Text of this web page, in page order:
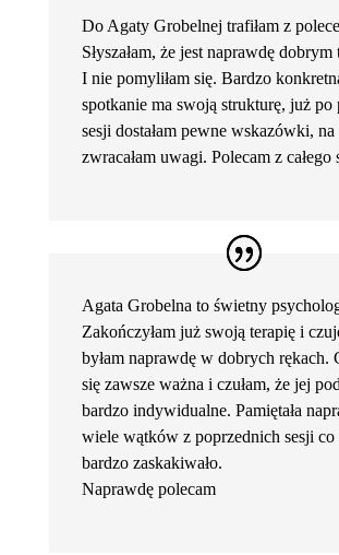
Do Agaty Grobelnej trafiłam z
Słyszałam, że jest naprawdę dobrym
I nie pomyliłam się. Bardzo
spotkanie ma swoją strukturę, już po
sesji dostałam pewne wskazówki,
zwracałam uwagi. Polecam z całego
Agata Grobelna to świetny
Zakończyłam już swoją terapię i
byłam naprawdę w dobrych rękach.
się zawsze ważna i czułam, że jej
bardzo indywidualne. Pamiętała
wiele wątków z poprzednich sesji co
bardzo zaskakiwało.
Naprawdę polecam